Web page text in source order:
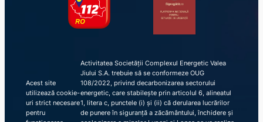
Acest site
utilizează cookie-
uri strict necesare
pentru
Activitatea Societății Complexul Energetic Valea
Jiului S.A. trebuie să se conformeze OUG
108/2022, privind decarbonizarea sectorului
energetic, care stabilește prin articolul 6, alineatul
1, litera c, punctele (i) și (ii) că derularea lucrărilor
de punere în siguranță a zăcământului, închidere și